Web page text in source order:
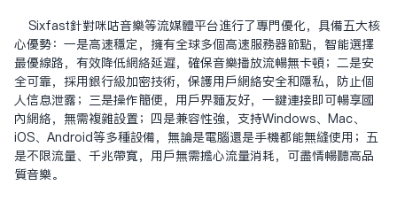
Sixfast針對咪咕音樂等流媒體平台進行了專門優化，具備五大核
心優勢：一是高速穩定，擁有全球多個高速服務器節點，智能選擇
最優線路，有效降低網絡延遲，確保音樂播放流暢無卡頓；二是安
全可靠，採用銀行級加密技術，保護用户網絡安全和隱私，防止個
人信息泄露；三是操作簡便，用户界面友好，一鍵連接即可暢享國
內網絡，無需複雜設置；四是兼容性強，支持Windows、Mac、
iOS、Android等多種設備，無論是電腦還是手機都能無縫使用；五
是不限流量、千兆帶寬，用户無需擔心流量消耗，可盡情暢聽高品
質音樂。